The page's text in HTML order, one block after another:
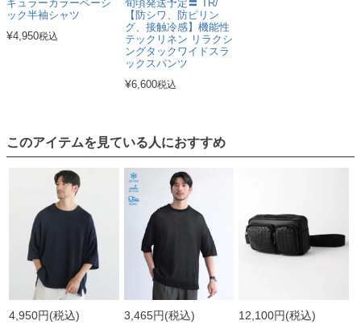
ギュラーカラーベーシ
ック半袖シャツ
¥4,950税込
旬頃発送予定〓 TR/
【防シワ、防ピリン
グ、接触冷感】機能性
テックリネン リラクシ
ングタックワイドスラ
ックスパンツ
¥6,600税込
このアイテムを見ている人におすすめ
4,950円(税込) 3,465円(税込) 12,100円(税込)